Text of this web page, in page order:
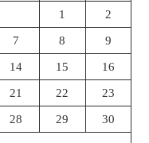
1 2
7 8 9
14 15 16
21 22 23
28 29 30